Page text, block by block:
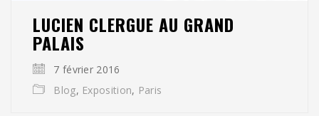
LUCIEN CLERGUE AU GRAND
PALAIS
7 février 2016
Blog, Exposition, Paris